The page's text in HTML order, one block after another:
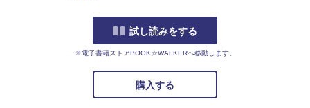
試し読みをする
※電子書籍ストアBOOK☆WALKERへ移動します。
購入する